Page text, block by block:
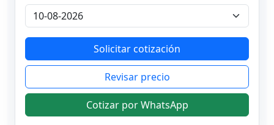
Solicitar cotización
Revisar precio
Cotizar por WhatsApp